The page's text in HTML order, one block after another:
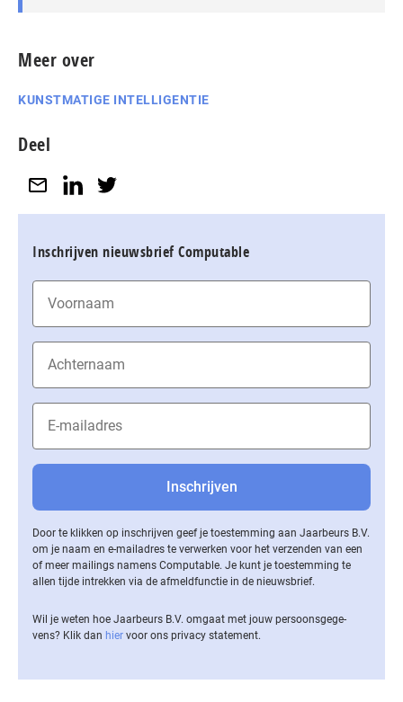
Meer over
KUNSTMATIGE INTELLIGENTIE
Deel
Inschrijven nieuwsbrief Computable
Door te klikken op inschrijven geef je toestemming aan Jaarbeurs B.V.
om je naam en e-mailadres te verwerken voor het verzenden van een
of meer mailings namens Computable. Je kunt je toestemming te
allen tijde intrekken via de af­meld­func­tie in de nieuwsbrief.
Wil je weten hoe Jaarbeurs B.V. omgaat met jouw per­soons­ge­ge­
vens? Klik dan hier voor ons privacy statement.